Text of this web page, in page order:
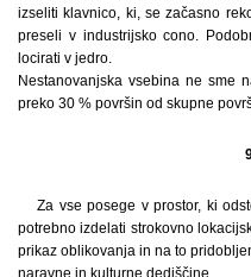
izseliti klavnico, ki, se začasno
preseli v industrijsko cono.
locirati v jedro.
Nestanovanjska vsebina ne sme
preko 30 % površin od skupne
Za vse posege v prostor, ki
potrebno izdelati strokovno
prikaz oblikovanja in na to
naravne in kulturne dediščine.